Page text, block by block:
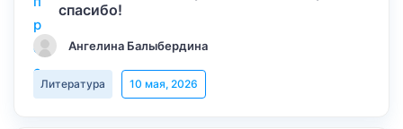
спасибо!
Ангелина Балыбердина
Литература 10 мая, 2026